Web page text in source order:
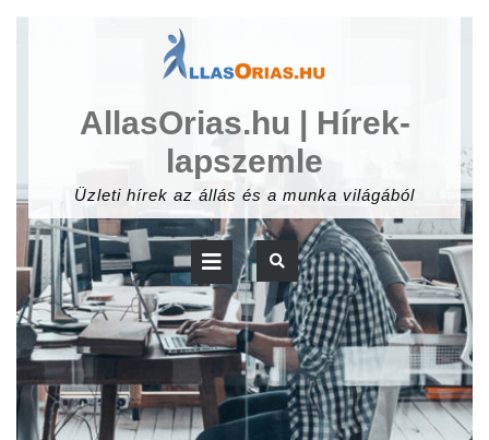
AllasOrias.hu | Hírek-
lapszemle
Üzleti hírek az állás és a munka világából
Open
Button